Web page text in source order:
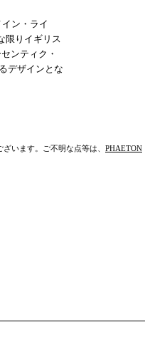
ン・ライ
限りイギリス
ンティク・
デザインとな
います。ご不明な点等は、 PHAETON